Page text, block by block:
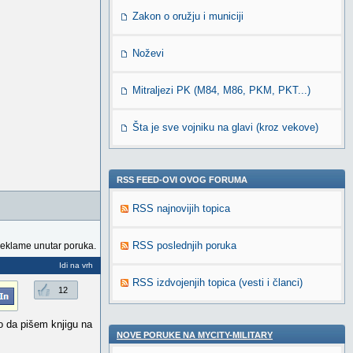
unutar poruka.
Idi na vrh
12
da pišem knjigu na
Zakon o oružju i municiji
Noževi
Mitraljezi PK (M84, M86, PKM, PKT...)
Šta je sve vojniku na glavi (kroz vekove)
RSS FEED-OVI OVOG FORUMA
RSS najnovijih topica
RSS poslednjih poruka
RSS izdvojenjih topica (vesti i članci)
NOVE PORUKE NA MYCITY-MILITARY